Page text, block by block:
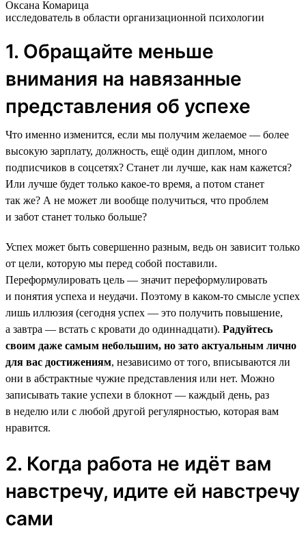
Оксана Комарица
исследователь в области организационной психологии
1. Обращайте меньше
внимания на навязанные
представления об успехе
Что именно изменится, если мы получим желаемое — более
высокую зарплату, должность, ещё один диплом, много
подписчиков в соцсетях? Станет ли лучше, как нам кажется?
Или лучше будет только какое-то время, а потом станет
так же? А не может ли вообще получиться, что проблем
и забот станет только больше?
Успех может быть совершенно разным, ведь он зависит только
от цели, которую мы перед собой поставили.
Переформулировать цель — значит переформулировать
и понятия успеха и неудачи. Поэтому в каком-то смысле успех
лишь иллюзия (сегодня успех — это получить повышение,
а завтра — встать с кровати до одиннадцати). Радуйтесь
своим даже самым небольшим, но зато актуальным лично
для вас достижениям, независимо от того, вписываются ли
они в абстрактные чужие представления или нет. Можно
записывать такие успехи в блокнот — каждый день, раз
в неделю или с любой другой регулярностью, которая вам
нравится.
2. Когда работа не идёт вам
навстречу, идите ей навстречу
сами